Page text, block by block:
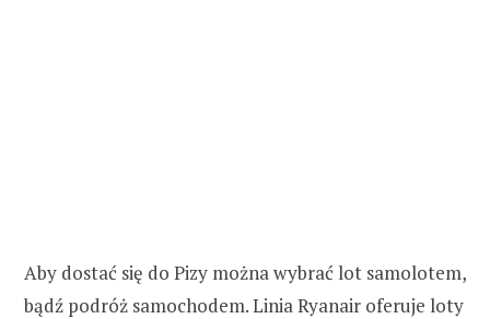
Aby dostać się do Pizy można wybrać lot samolotem,
bądź podróż samochodem. Linia Ryanair oferuje loty